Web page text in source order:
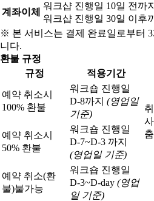
계좌이체
워크샵 진행일 10일 전까
워크샵 진행일 30일 이후
※ 본 서비스는 결제 완료일로부터
니다.
환불 규정
규정
적용기간
예약 취소시
100% 환불
워크숍 진행일
D-8까지 (영업일
기준)
예약 취소시
50% 환불
워크숍 진행일
D-7~D-3 까지
(영업일 기준)
예약 취소(환
불)불가능
워크숍 진행일
D-3~D-day (영업
일 기준)